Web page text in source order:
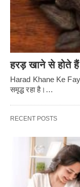
हरड़ खाने से होते हैं
Harad Khane Ke
समृद्ध रहा है।…
RECENT POSTS